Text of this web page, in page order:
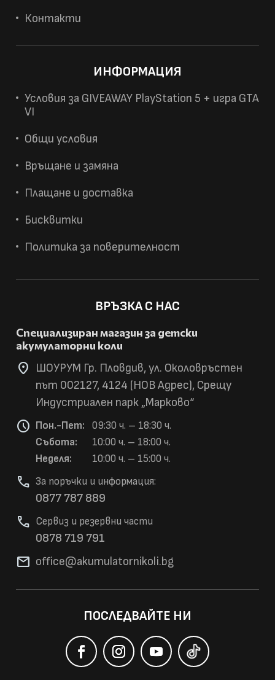
Контакти
ИНФОРМАЦИЯ
Условия за GIVEAWAY PlayStation 5 + игра GTA
VI
Общи условия
Връщане и замяна
Плащане и доставка
Бисквитки
Политика за поверителност
ВРЪЗКА С НАС
Специализиран магазин за детски
акумулаторни коли
location_on
ШОУРУМ Гр. Пловдив, ул. Околовръстен
път 002127, 4124 (НОВ Адрес), Срещу
Индустриален парк „Марково“
schedule Пон.-Пет:
09:30 ч. – 18:30 ч.
Събота:
10:00 ч. – 18:00 ч.
Неделя:
10:00 ч. – 15:00 ч.
За поръчки и информация:
phone
0877 787 889
Сервиз и резервни части
phone
0878 719 791
mail office@akumulatornikoli.bg
ПОСЛЕДВАЙТЕ НИ